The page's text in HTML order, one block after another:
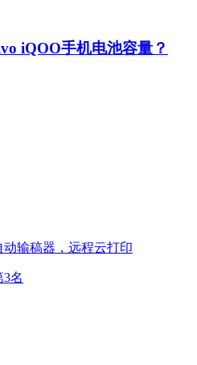
iQOO手机电池容量？
动输稿器，远程云打印
3名